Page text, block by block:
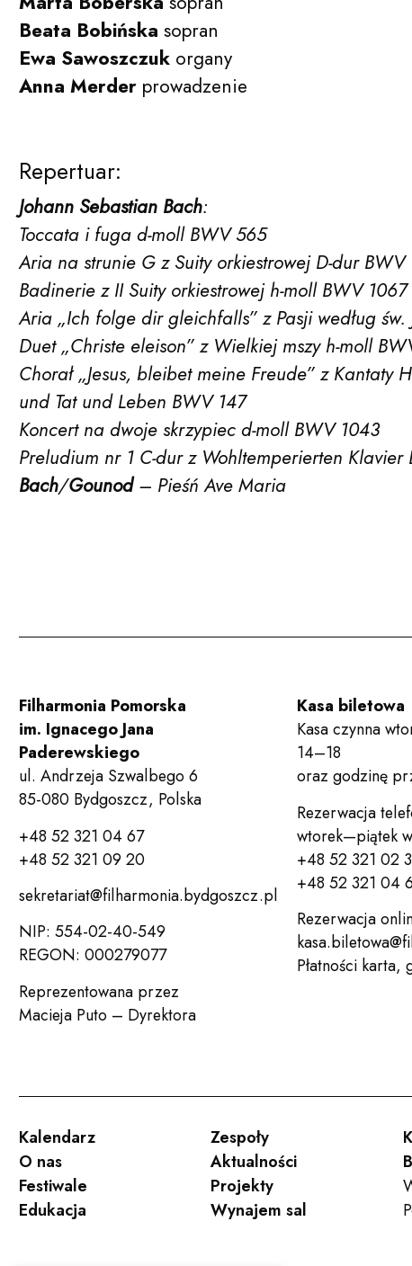
Beata Bobińska sopran
Ewa Sawoszczuk organy
Anna Merder prowadzenie
Repertuar:
Johann Sebastian Bach:
Toccata i fuga d-moll BWV 565
Aria na strunie G z Suity orkiestrowej D-dur BWV
Badinerie z II Suity orkiestrowej h-moll BWV 1067
Aria „Ich folge dir gleichfalls” z Pasji według
Duet „Christe eleison” z Wielkiej mszy h-moll
Chorał „Jesus, bleibet meine Freude” z Kantaty
und Tat und Leben BWV 147
Koncert na dwoje skrzypiec d-moll BWV 1043
Preludium nr 1 C-dur z Wohltemperierten Klavier
Bach/Gounod– Pieśń Ave Maria
Filharmonia Pomorska
im. Ignacego Jana
Paderewskiego
ul. Andrzeja Szwalbego 6
85-080 Bydgoszcz, Polska
+48 52 321 04 67
+48 52 321 09 20
sekretariat@filharmonia.bydgoszcz.pl
NIP: 554-02-40-549
REGON: 000279077
Reprezentowana przez
Macieja Puto – Dyrektora
Kasa biletowa
Kasa czynna
14–18
oraz godzinę
Rezerwacja
wtorek—piątek
+48 52 321 02
+48 52 321 04
Rezerwacja
Płatności karta,
Kalendarz
O nas
Festiwale
Edukacja
Zespoły
Aktualności
Projekty
Wynajem sal